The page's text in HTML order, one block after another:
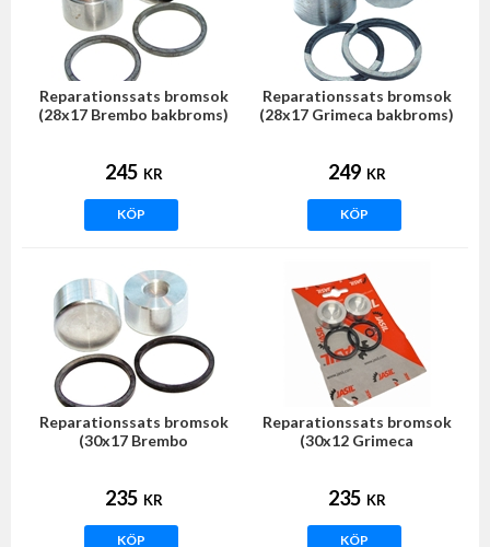
Reparationssats bromsok
(28x17 Brembo bakbroms)
245 KR
KÖP
Reparationssats bromsok
(28x17 Grimeca bakbroms)
249 KR
KÖP
Reparationssats bromsok
(30x17 Brembo
235 KR
KÖP
Reparationssats bromsok
(30x12 Grimeca
235 KR
KÖP